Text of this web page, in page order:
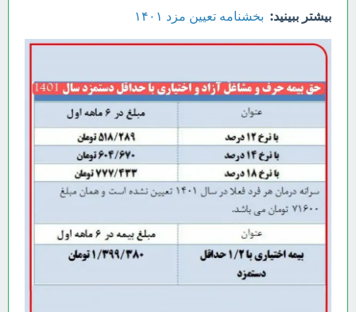
بیشتر ببینید: بخشنامه تعیین مزد ۱۴۰۱